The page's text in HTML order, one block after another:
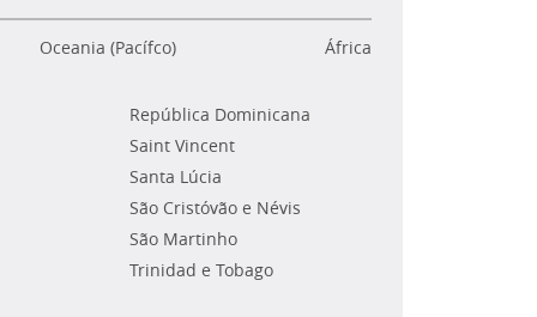
Oceania (Pacífco) África
República Dominicana
Saint Vincent
Santa Lúcia
São Cristóvão e Névis
São Martinho
Trinidad e Tobago